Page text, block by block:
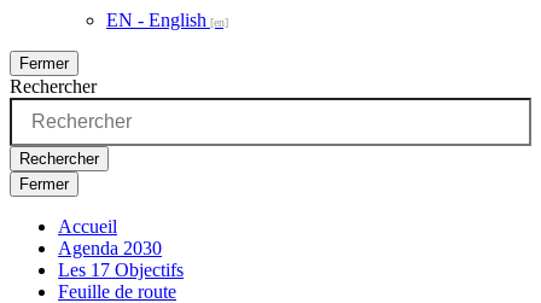
EN - English
Fermer
Rechercher
Rechercher
Fermer
Accueil
Agenda 2030
Les 17 Objectifs
Feuille de route